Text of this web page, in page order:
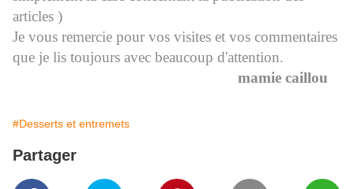
articles )
Je vous remercie pour vos visites et vos commentaires
que je lis toujours avec beaucoup d'attention.
mamie caillou
#Desserts et entremets
Partager